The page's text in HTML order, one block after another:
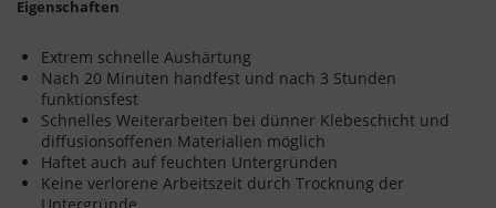
Eigenschaften
Extrem schnelle Aushärtung
Nach 20 Minuten handfest und nach 3 Stunden
funktionsfest
Schnelles Weiterarbeiten bei dünner Klebeschicht und
diffusionsoffenen Materialien möglich
Haftet auch auf feuchten Untergründen
Keine verlorene Arbeitszeit durch Trocknung der